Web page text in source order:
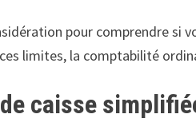
pour comprendre si
limites, la comptabilité
caisse